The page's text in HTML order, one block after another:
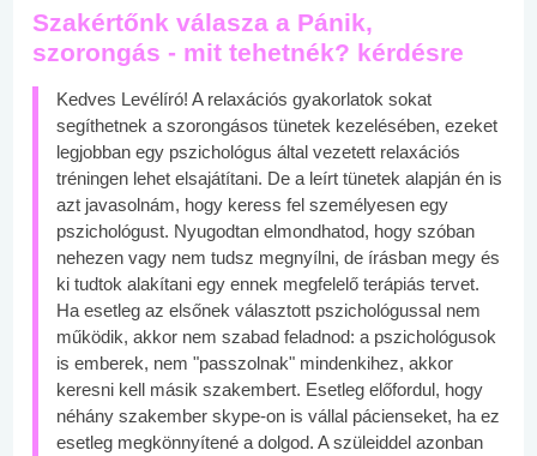
Szakértőnk válasza a Pánik,
szorongás - mit tehetnék? kérdésre
Kedves Levélíró! A relaxációs gyakorlatok sokat
segíthetnek a szorongásos tünetek kezelésében, ezeket
legjobban egy pszichológus által vezetett relaxációs
tréningen lehet elsajátítani. De a leírt tünetek alapján én is
azt javasolnám, hogy keress fel személyesen egy
pszichológust. Nyugodtan elmondhatod, hogy szóban
nehezen vagy nem tudsz megnyílni, de írásban megy és
ki tudtok alakítani egy ennek megfelelő terápiás tervet.
Ha esetleg az elsőnek választott pszichológussal nem
működik, akkor nem szabad feladnod: a pszichológusok
is emberek, nem "passzolnak" mindenkihez, akkor
keresni kell másik szakembert. Esetleg előfordul, hogy
néhány szakember skype-on is vállal pácienseket, ha ez
esetleg megkönnyítené a dolgod. A szüleiddel azonban